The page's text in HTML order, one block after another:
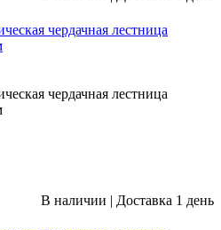
чердачная лестница
чердачная лестница
В наличии | Доставка 1 день